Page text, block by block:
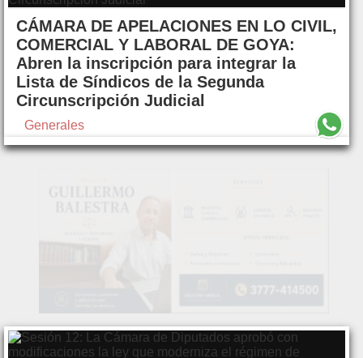
CÁMARA DE APELACIONES EN LO CIVIL,
COMERCIAL Y LABORAL DE GOYA:
Abren la inscripción para integrar la
Lista de Síndicos de la Segunda
Circunscripción Judicial
Generales